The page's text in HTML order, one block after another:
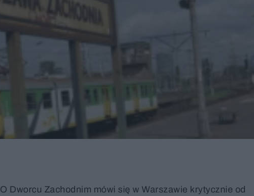
O Dworcu Zachodnim mówi się w Warszawie krytycznie od